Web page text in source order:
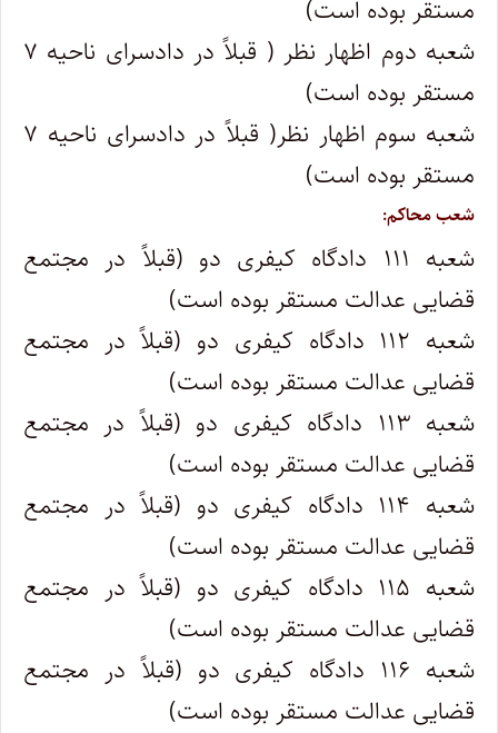
مستقر بوده است)
شعبه دوم اظهار نظر ( قبلاً در دادسرای ناحیه ۷
مستقر بوده است)
شعبه سوم اظهار نظر( قبلاً در دادسرای ناحیه ۷
مستقر بوده است)
شعب محاکم:
شعبه ۱۱۱ دادگاه کیفری دو (قبلاً در مجتمع
قضایی عدالت مستقر بوده است)
شعبه ۱۱۲ دادگاه کیفری دو (قبلاً در مجتمع
قضایی عدالت مستقر بوده است)
شعبه ۱۱۳ دادگاه کیفری دو (قبلاً در مجتمع
قضایی عدالت مستقر بوده است)
شعبه ۱۱۴ دادگاه کیفری دو (قبلاً در مجتمع
قضایی عدالت مستقر بوده است)
شعبه ۱۱۵ دادگاه کیفری دو (قبلاً در مجتمع
قضایی عدالت مستقر بوده است)
شعبه ۱۱۶ دادگاه کیفری دو (قبلاً در مجتمع
قضایی عدالت مستقر بوده است)